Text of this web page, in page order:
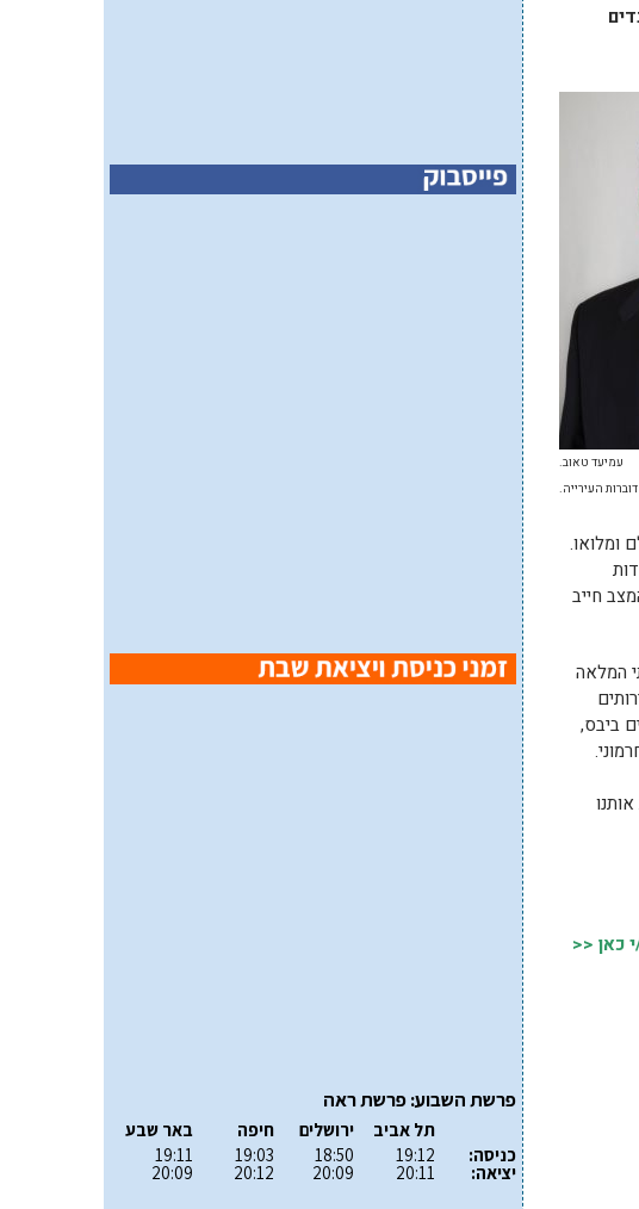
עמיעד טאוב.
העירייה.
ומלואו.
חייב
המלאה
ביבס,
כאן <<
פרשת השבוע: פרשת ראה
כניסה:
יציאה:
תל אביב
19:12
20:11
ירושלים
18:50
20:09
חיפה
19:03
20:12
באר שבע
19:11
20:09